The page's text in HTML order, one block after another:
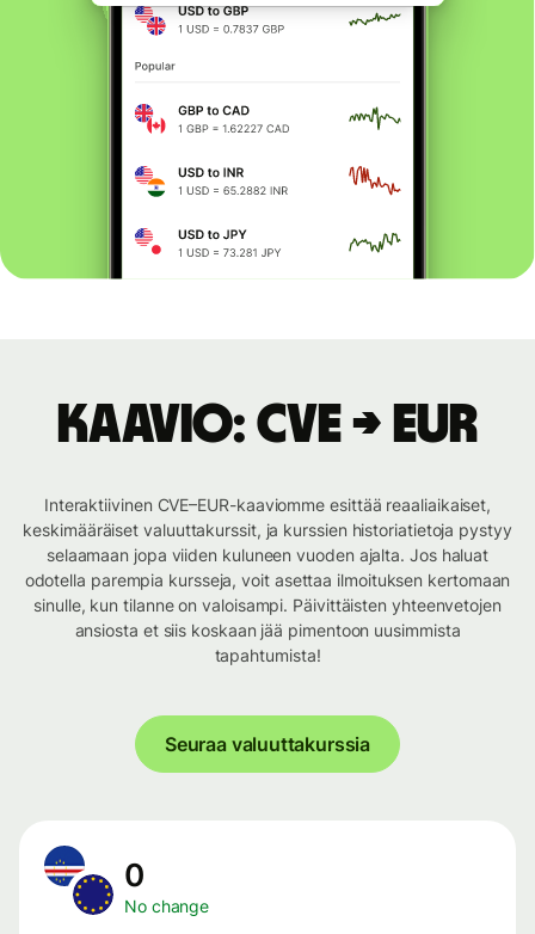
Kaavio: CVE → EUR
Interaktiivinen CVE–EUR-kaaviomme esittää reaaliaikaiset,
keskimääräiset valuuttakurssit, ja kurssien historiatietoja pystyy
selaamaan jopa viiden kuluneen vuoden ajalta. Jos haluat
odotella parempia kursseja, voit asettaa ilmoituksen kertomaan
sinulle, kun tilanne on valoisampi. Päivittäisten yhteenvetojen
ansiosta et siis koskaan jää pimentoon uusimmista
tapahtumista!
Seuraa valuuttakurssia
0
No change